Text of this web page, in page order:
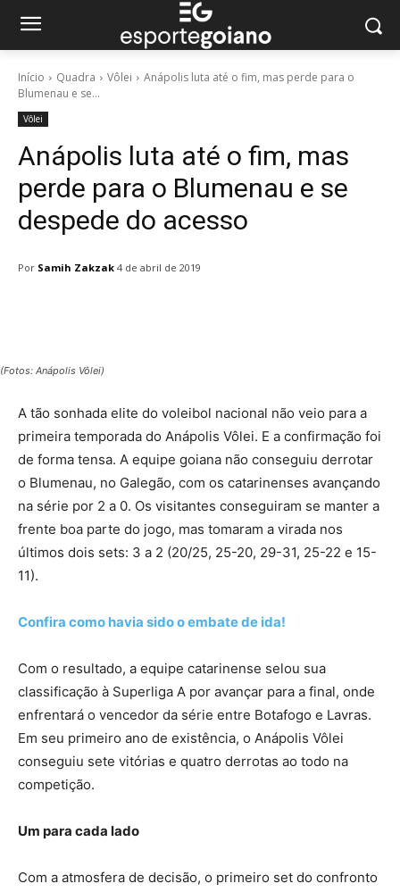
Início Quadra Vôlei
Anápolis luta até o fim, mas perde para o
Blumenau e se...
Vôlei
Anápolis luta até o fim, mas
perde para o Blumenau e se
despede do acesso
Por Samih Zakzak 4 de abril de 2019
(Fotos: Anápolis Vôlei)
A tão sonhada elite do voleibol nacional não veio para a
primeira temporada do Anápolis Vôlei. E a confirmação foi
de forma tensa. A equipe goiana não conseguiu derrotar
o Blumenau, no Galegão, com os catarinenses avançando
na série por 2 a 0. Os visitantes conseguiram se manter a
frente boa parte do jogo, mas tomaram a virada nos
últimos dois sets: 3 a 2 (20/25, 25-20, 29-31, 25-22 e 15-
11).
Confira como havia sido o embate de ida!
Com o resultado, a equipe catarinense selou sua
classificação à Superliga A por avançar para a final, onde
enfrentará o vencedor da série entre Botafogo e Lavras.
Em seu primeiro ano de existência, o Anápolis Vôlei
conseguiu sete vitórias e quatro derrotas ao todo na
competição.
Um para cada lado
Com a atmosfera de decisão, o primeiro set do confronto